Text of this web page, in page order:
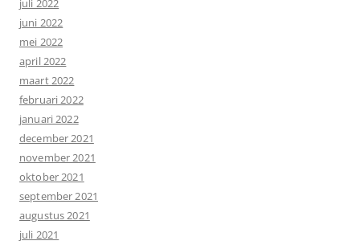
juni 2022
mei 2022
april 2022
maart 2022
februari 2022
januari 2022
december 2021
november 2021
oktober 2021
september 2021
augustus 2021
juli 2021